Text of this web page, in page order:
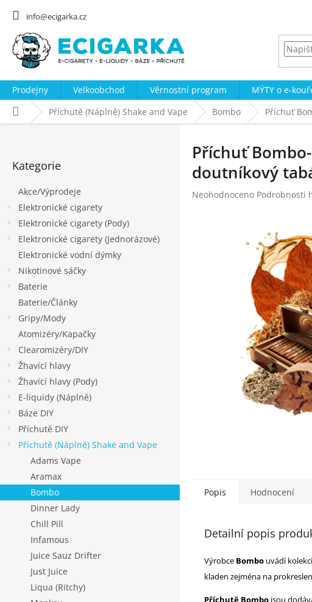
info@ecigarka.cz
Prodejny Velkoobchod Věrnostní program MÝTY o e-
Domů Příchutě (Náplně) Shake and Vape Bombo Příchuť
kategorie
Kategorie
Akce/Výprodeje
Elektronické cigarety
Elektronické cigarety (Pody)
Elektronické cigarety (Jednorázové)
Elektronické vodní dýmky
Nikotinové sáčky
Baterie
Baterie/Články
Gripy/Mody
Atomizéry/Kapačky
Clearomizéry/DIY
Žhavící hlavy
Žhavící hlavy (Pody)
E-liquidy (Náplně)
Báze DIY
Příchutě DIY
Příchutě (Náplně) Shake and Vape
Adams Vape
Aramax
Bombo
Dinner Lady
Chill Pill
Infamous
Juice Sauz Drifter
Just Juice
Liqua (Ritchy)
Příchuť
doutníkový
Průměrné
Neohodnoceno Podrobnosti
Popis Hodnocení
Detailní popis
Výrobce Bombo uvádí
kladen zejména na
Příchutě Bombo jsou